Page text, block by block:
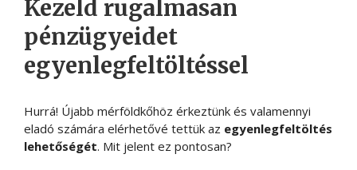
Kezeld rugalmasan
pénzügyeidet
egyenlegfeltöltéssel
Hurrá! Újabb mérföldkőhöz érkeztünk és valamennyi
eladó számára elérhetővé tettük az egyenlegfeltöltés
lehetőségét. Mit jelent ez pontosan?